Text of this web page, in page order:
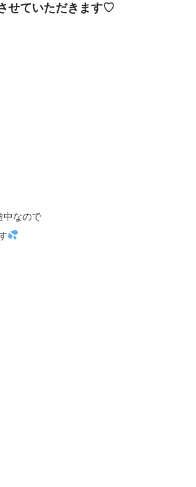
せていただきます♡
中なので